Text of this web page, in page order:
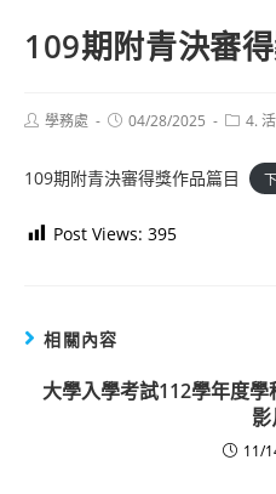
109期附青決審
Post學務處
Post04/28/2025
Post4.
109期附青決審得獎作品篇目
Post Views: 395
相關內容
大學入學考試112學年度
影
11/